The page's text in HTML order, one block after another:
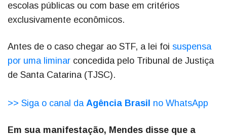
escolas públicas ou com base em critérios
exclusivamente econômicos.
Antes de o caso chegar ao STF, a lei foi suspensa
por uma liminar concedida pelo Tribunal de Justiça
de Santa Catarina (TJSC).
>> Siga o canal da Agência Brasil no WhatsApp
Em sua manifestação, Mendes disse que a